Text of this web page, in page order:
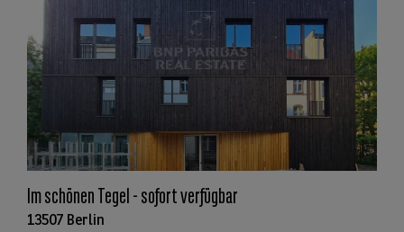
Im schönen Tegel - sofort verfügbar
13507 Berlin